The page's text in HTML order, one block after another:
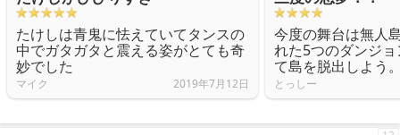
たけしは青鬼に怯えていてタンスの
中でガタガタと震える姿がとても奇
妙でした
マイク 2019年7月12日
今度の舞台は無人
れた5つのダンジ
て島を脱出しよう
とっしー